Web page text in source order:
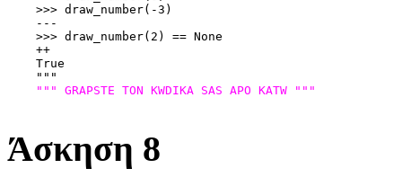
    >>> draw_number(-3)
    ---
    >>> draw_number(2) == None
    ++
    True
    """
""" GRAPSTE TON KWDIKA SAS APO KATW """
Άσκηση 8